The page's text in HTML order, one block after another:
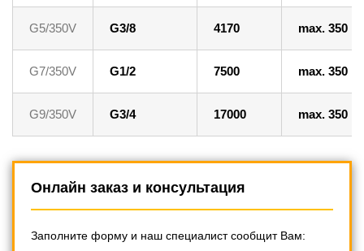
G5/350V G3/8 4170 max. 350
G7/350V G1/2 7500 max. 350
G9/350V G3/4 17000 max. 350
Онлайн заказ и консультация
Заполните форму и наш специалист сообщит Вам: